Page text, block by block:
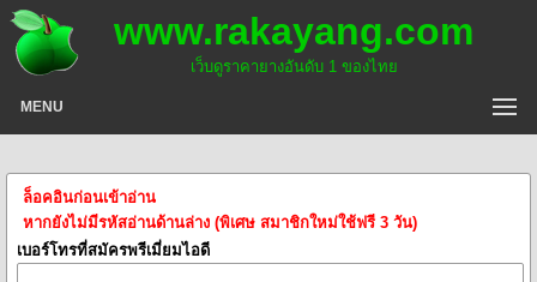
www.rakayang.com
เว็บดูราคายางอันดับ 1 ของไทย
MENU
ล็อคอินก่อนเข้าอ่าน
หากยังไม่มีรหัสอ่านด้านล่าง (พิเศษ สมาชิกใหม่ใช้ฟรี 3 วัน)
เบอร์โทรที่สมัครพรีเมี่ยมไอดี